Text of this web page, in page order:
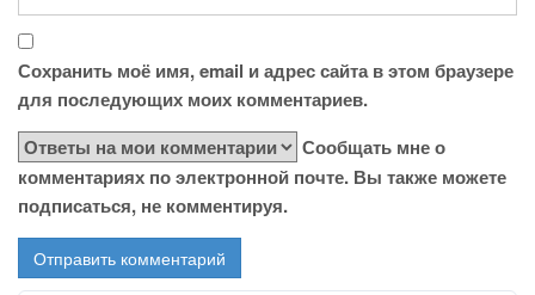
Сохранить моё имя, email и адрес сайта в этом браузере
для последующих моих комментариев.
Сообщать мне о
комментариях по электронной почте. Вы также можете
подписаться, не комментируя.